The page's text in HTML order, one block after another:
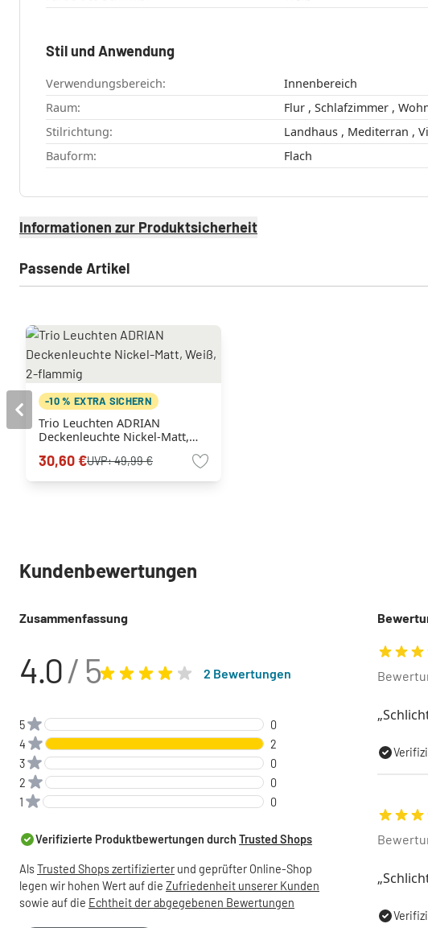
Stil und Anwendung
Verwendungsbereich:
Innenbereich
Raum:
Flur ,
Stilrichtung:
Bauform:
Flach
Informationen zur Produktsicherheit
Passende Artikel
-10 % EXTRA SICHERN
Trio Leuchten ADRIAN
Deckenleuchte Nickel-Matt,
30,60 €UVP:49,99 €
Kundenbewertungen
Zusammenfassung
4.0/ 5 2 Bewertungen
5
0
4
2
3
0
2
0
1
0
Verifizierte Produktbewertungen durch Trusted Shops
AlsTrusted Shops zertifizierter und geprüfter Online-Shop
legen wir hohen Wert auf die Zufriedenheit unserer Kunden
sowie auf die Echtheit der abgegebenen Bewertungen